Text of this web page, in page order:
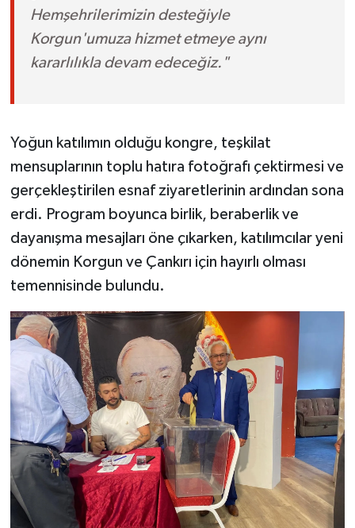
Hemşehrilerimizin desteğiyle
Korgun'umuza hizmet etmeye aynı
kararlılıkla devam edeceğiz."
Yoğun katılımın olduğu kongre, teşkilat
mensuplarının toplu hatıra fotoğrafı çektirmesi ve
gerçekleştirilen esnaf ziyaretlerinin ardından sona
erdi. Program boyunca birlik, beraberlik ve
dayanışma mesajları öne çıkarken, katılımcılar yeni
dönemin Korgun ve Çankırı için hayırlı olması
temennisinde bulundu.